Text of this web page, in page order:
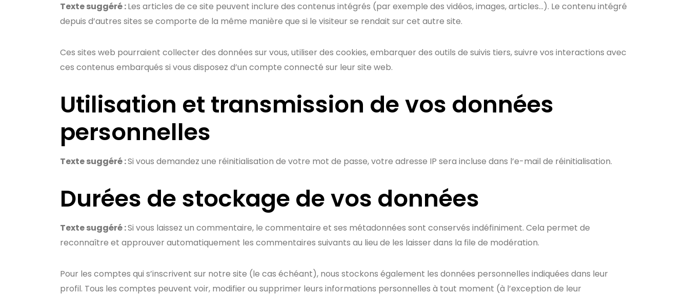
Texte suggéré :Les articles de ce site peuvent inclure des contenus intégrés (par exemple des vidéos, images, articles…). Le contenu intégré
depuis d’autres sites se comporte de la même manière que si le visiteur se rendait sur cet autre site.
Ces sites web pourraient collecter des données sur vous, utiliser des cookies, embarquer des outils de suivis tiers, suivre vos interactions avec
ces contenus embarqués si vous disposez d’un compte connecté sur leur site web.
Utilisation et transmission de vos données
personnelles
Texte suggéré :Si vous demandez une réinitialisation de votre mot de passe, votre adresse IP sera incluse dans l’e-mail de réinitialisation.
Durées de stockage de vos données
Texte suggéré :Si vous laissez un commentaire, le commentaire et ses métadonnées sont conservés indéfiniment. Cela permet de
reconnaître et approuver automatiquement les commentaires suivants au lieu de les laisser dans la file de modération.
Pour les comptes qui s’inscrivent sur notre site (le cas échéant), nous stockons également les données personnelles indiquées dans leur
profil. Tous les comptes peuvent voir, modifier ou supprimer leurs informations personnelles à tout moment (à l’exception de leur